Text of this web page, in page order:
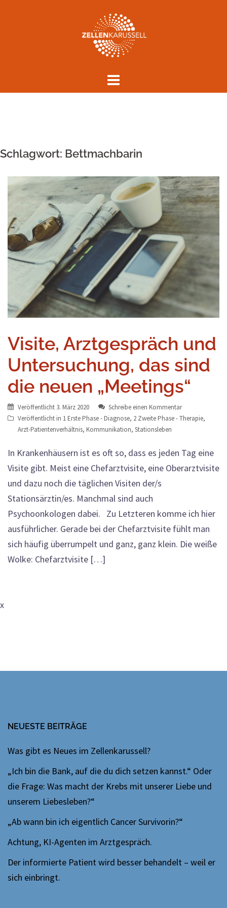
Schlagwort: Bettmachbarin
Visite, Arztgespräch und
Untersuchung, das sind
die neuen „Meetings“
Veröffentlicht 3. März 2020
Schreibe einen Kommentar
Veröffentlicht in 1 Erste Phase - Diagnose, 2 Zweite Phase - Therapie,
Arzt-Patientenverhältnis, Kommunikation, Stationsleben
In Krankenhäusern ist es oft so, dass es jeden Tag eine
Visite gibt. Meist eine Chefarztvisite, eine Oberarztvisite
und dazu noch die täglichen Visiten der/s
Stationsärztin/es. Manchmal sind auch
Psychoonkologen dabei. Zu Letzteren komme ich hier
ausführlicher. Gerade bei der Chefarztvisite fühlt man
sich häufig überrumpelt und ganz, ganz klein. Die weiße
Wolke: Chefarztvisite […]
x
NEUESTE BEITRÄGE
Was gibt es Neues im Zellenkarussell?
„Ich bin die Bank, auf die du dich setzen kannst.“ Oder
die Frage: Was macht der Krebs mit unserer Liebe und
unserem Liebesleben?“
„Ab wann bin ich eigentlich Cancer Survivorin?“
Achtung, KI-Agenten im Arztgespräch.
Der informierte Patient wird besser behandelt – weil er
sich einbringt.